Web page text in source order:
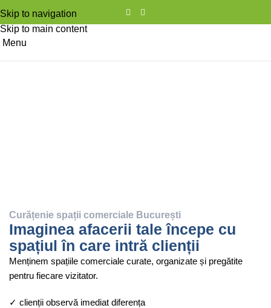
Skip to navigation
Skip to main content
Menu
Curățenie spații comerciale București
Imaginea afacerii tale începe cu
spațiul în care intră clienții
Menținem spațiile comerciale curate, organizate și pregătite
pentru fiecare vizitator.
✓ clienții observă imediat diferența